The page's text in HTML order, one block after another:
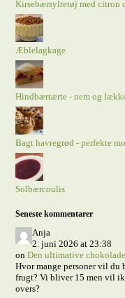
Kirsebærsyltetøj med citron
Æblelagkage
Hindbærtærte - nem og
Bagt havregrød - perfekte
Solbærcoulis
Seneste kommentarer
Anja
2. juni 2026 at 23:38
onDen ultimative
Hvor mange personer vil du
frugt? Vi bliver 15 men vil
overs?